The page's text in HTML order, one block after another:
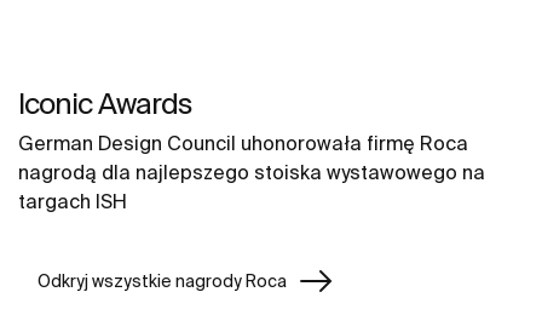
Iconic Awards
German Design Council uhonorowała firmę Roca
nagrodą dla najlepszego stoiska wystawowego na
targach ISH
Odkryj wszystkie nagrody Roca